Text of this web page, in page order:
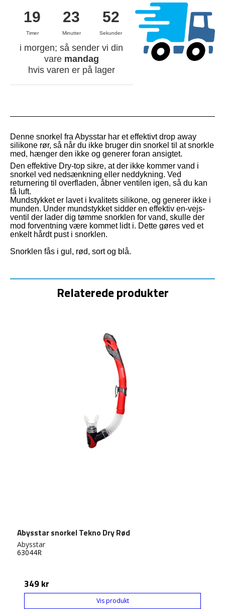
19
Timer
23
Minutter
52
Sekunder
i morgen; så sender vi din
vare mandag
hvis varen er på lager
Denne snorkel fra Abysstar har et effektivt drop away
silikone rør, så når du ikke bruger din snorkel til at snorkle
med, hænger den ikke og generer foran ansigtet.
Den effektive Dry-top sikre, at der ikke kommer vand i
snorkel ved nedsænkning eller neddykning. Ved
returnering til overfladen, åbner ventilen igen, så du kan
få luft.
Mundstykket er lavet i kvalitets silikone, og generer ikke i
munden. Under mundstykket sidder en effektiv en-vejs-
ventil der lader dig tømme snorklen for vand, skulle der
mod forventning være kommet lidt i. Dette gøres ved et
enkelt hårdt pust i snorklen.
Snorklen fås i gul, rød, sort og blå.
Relaterede produkter
Abysstar snorkel Tekno Dry Rød
Abysstar
63044R
349 kr
Vis produkt